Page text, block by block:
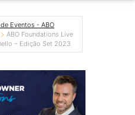
Eventos - ABO
ABO Foundations Live
– Edição Set 2023